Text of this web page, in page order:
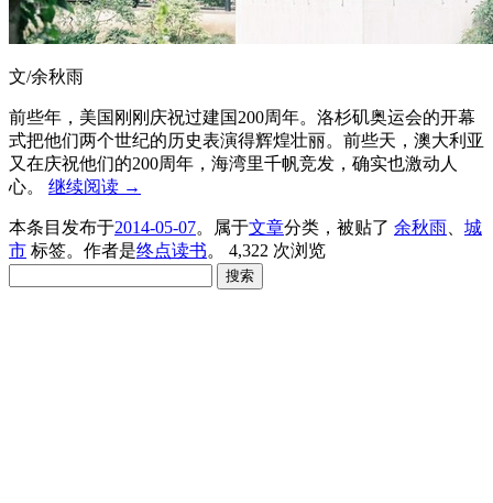
文/余秋雨
前些年，美国刚刚庆祝过建国200周年。洛杉矶奥运会的开幕
式把他们两个世纪的历史表演得辉煌壮丽。前些天，澳大利亚
又在庆祝他们的200周年，海湾里千帆竞发，确实也激动人
心。 继续阅读 →
本条目发布于2014-05-07。属于文章分类，被贴了 余秋雨
城
市 标签。 作者是终点读书。
4,322 次浏览